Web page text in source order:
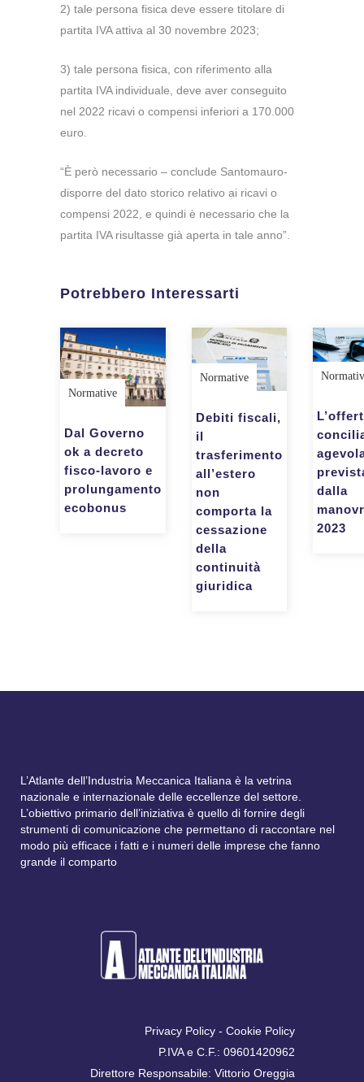
2) tale persona fisica deve essere titolare di
partita IVA attiva al 30 novembre 2023;
3) tale persona fisica, con riferimento alla
partita IVA individuale, deve aver conseguito
nel 2022 ricavi o compensi inferiori a 170.000
euro.
“È però necessario – conclude Santomauro-
disporre del dato storico relativo ai ricavi o
compensi 2022, e quindi è necessario che la
partita IVA risultasse già aperta in tale anno”.
Potrebbero Interessarti
Normative
Dal Governo
ok a decreto
fisco-lavoro e
prolungamento
ecobonus
Normative
Debiti fiscali,
il
trasferimento
all’estero
non
comporta la
cessazione
della
continuità
giuridica
dalla
2023
L’Atlante dell’Industria Meccanica Italiana è la vetrina
nazionale e internazionale delle eccellenze del settore.
L’obiettivo primario dell’iniziativa è quello di fornire degli
strumenti di comunicazione che permettano di raccontare nel
modo più efficace i fatti e i numeri delle imprese che fanno
grande il comparto
Privacy Policy - Cookie Policy
P.IVA e C.F.: 09601420962
Direttore Responsabile: Vittorio Oreggia